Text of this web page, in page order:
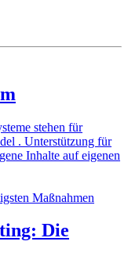
stehen für
. Unterstützung für
Inhalte auf eigenen
Die